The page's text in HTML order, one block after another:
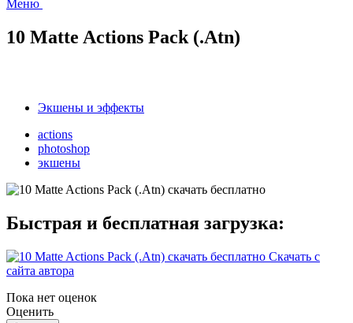
Меню
10 Matte Actions Pack (.Atn)
Экшены и эффекты
actions
photoshop
экшены
Быстрая и бесплатная загрузка:
Скачать с
сайта автора
Пока нет оценок
Оценить